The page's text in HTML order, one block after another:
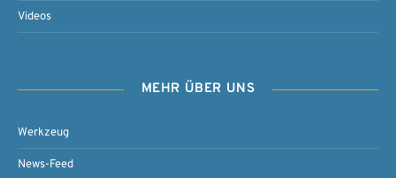
Videos
MEHR ÜBER UNS
Werkzeug
News-Feed